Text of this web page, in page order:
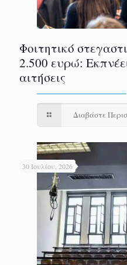
Φοιτητικό
2.500 ευρώ:
αιτήσεις
Διαβάστε
30 Ιουλίου, 2026